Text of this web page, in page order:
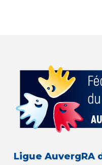
Ligue AuvergRA